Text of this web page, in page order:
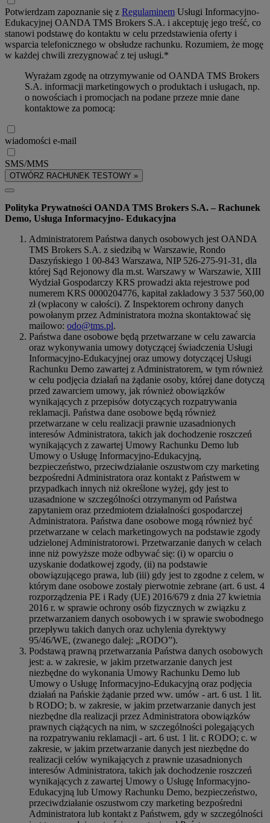
Potwierdzam zapoznanie się z Regulaminem Usługi Informacyjno-
Edukacyjnej OANDA TMS Brokers S.A. i akceptuję jego treść, co
stanowi podstawę do kontaktu w celu przedstawienia oferty i
wsparcia telefonicznego w obsłudze rachunku. Rozumiem, że mogę
w każdej chwili zrezygnować z tej usługi.*
Wyrażam zgodę na otrzymywanie od OANDA TMS Brokers
S.A. informacji marketingowych o produktach i usługach, np.
o nowościach i promocjach na podane przeze mnie dane
kontaktowe za pomocą:
wiadomości e-mail
SMS/MMS
OTWÓRZ RACHUNEK TESTOWY »
Polityka Prywatności OANDA TMS Brokers S.A. – Rachunek
Demo, Usługa Informacyjno- Edukacyjna
Administratorem Państwa danych osobowych jest OANDA
TMS Brokers S.A. z siedzibą w Warszawie, Rondo
Daszyńskiego 1 00-843 Warszawa, NIP 526-275-91-31, dla
której Sąd Rejonowy dla m.st. Warszawy w Warszawie, XIII
Wydział Gospodarczy KRS prowadzi akta rejestrowe pod
numerem KRS 0000204776, kapitał zakładowy 3 537 560,00
zł (wpłacony w całości). Z Inspektorem ochrony danych
powołanym przez Administratora można skontaktować się
mailowo: odo@tms.pl.
Państwa dane osobowe będą przetwarzane w celu zawarcia
oraz wykonywania umowy dotyczącej świadczenia Usługi
Informacyjno-Edukacyjnej oraz umowy dotyczącej Usługi
Rachunku Demo zawartej z Administratorem, w tym również
w celu podjęcia działań na żądanie osoby, której dane dotyczą
przed zawarciem umowy, jak również obowiązków
wynikających z przepisów dotyczących rozpatrywania
reklamacji. Państwa dane osobowe będą również
przetwarzane w celu realizacji prawnie uzasadnionych
interesów Administratora, takich jak dochodzenie roszczeń
wynikających z zawartej Umowy Rachunku Demo lub
Umowy o Usługę Informacyjno-Edukacyjną,
bezpieczeństwo, przeciwdziałanie oszustwom czy marketing
bezpośredni Administratora oraz kontakt z Państwem w
przypadkach innych niż określone wyżej, gdy jest to
uzasadnione w szczególności otrzymanym od Państwa
zapytaniem oraz przedmiotem działalności gospodarczej
Administratora. Państwa dane osobowe mogą również być
przetwarzane w celach marketingowych na podstawie zgody
udzielonej Administratorowi. Przetwarzanie danych w celach
inne niż powyższe może odbywać się: (i) w oparciu o
uzyskanie dodatkowej zgody, (ii) na podstawie
obowiązującego prawa, lub (iii) gdy jest to zgodne z celem, w
którym dane osobowe zostały pierwotnie zebrane (art. 6 ust. 4
rozporządzenia PE i Rady (UE) 2016/679 z dnia 27 kwietnia
2016 r. w sprawie ochrony osób fizycznych w związku z
przetwarzaniem danych osobowych i w sprawie swobodnego
przepływu takich danych oraz uchylenia dyrektywy
95/46/WE, (zwanego dalej: „RODO”).
Podstawą prawną przetwarzania Państwa danych osobowych
jest: a. w zakresie, w jakim przetwarzanie danych jest
niezbędne do wykonania Umowy Rachunku Demo lub
Umowy o Usługę Informacyjno-Edukacyjną oraz podjęcia
działań na Pańskie żądanie przed ww. umów - art. 6 ust. 1 lit.
b RODO; b. w zakresie, w jakim przetwarzanie danych jest
niezbędne dla realizacji przez Administratora obowiązków
prawnych ciążących na nim, w szczególności polegających
na rozpatrywaniu reklamacji - art. 6 ust. 1 lit. c RODO; c. w
zakresie, w jakim przetwarzanie danych jest niezbędne do
realizacji celów wynikających z prawnie uzasadnionych
interesów Administratora, takich jak dochodzenie roszczeń
wynikających z zawartej Umowy o Usługę Informacyjno-
Edukacyjną lub Umowy Rachunku Demo, bezpieczeństwo,
przeciwdziałanie oszustwom czy marketing bezpośredni
Administratora lub kontakt z Państwem, gdy w szczególności